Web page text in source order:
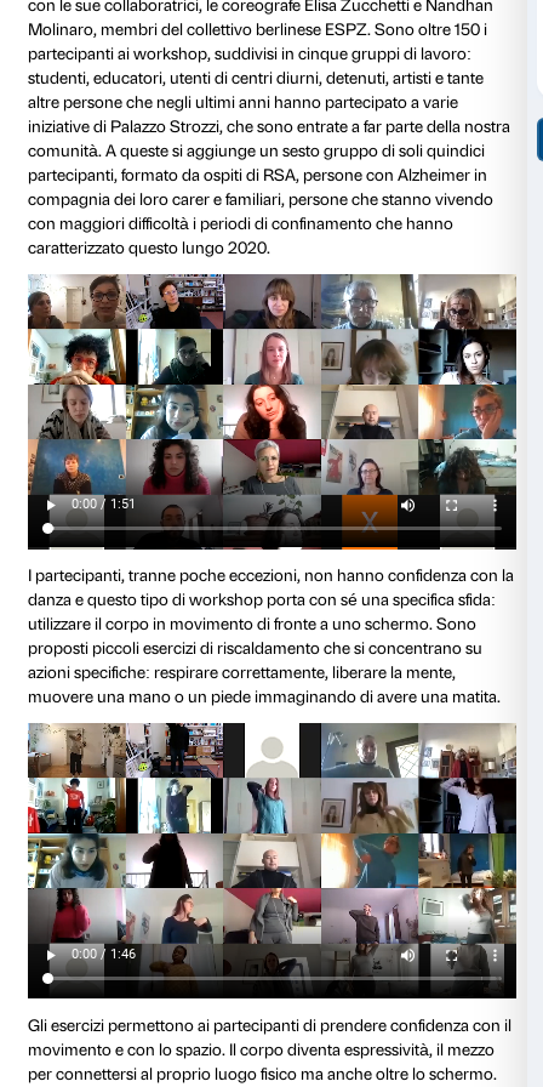
laboratori, pensati come un ulteriore livello di
persone nel dibattito, nello scambio e
Marinella Senatore,The School of Narrative Dance,
Photo Stella Olivier. Courtesy the artist.
I workshop si concentrano sull’uso del corpo per
non verbale di idee, riflessioni e punti di vista: ogni
protagonista attiva ed è chiamata a seguire e
indicazioni coreografiche che nascono dal dialogo
con le sue collaboratrici, le coreografe Elisa
Molinaro, membri del collettivo berlinese ESPZ.
partecipanti ai workshop, suddivisi in cinque gruppi
studenti, educatori, utenti di centri diurni, detenuti,
altre persone che negli ultimi anni hanno
iniziative di Palazzo Strozzi, che sono entrate a far
comunità. A queste si aggiunge un sesto gruppo di
partecipanti, formato da ospiti di RSA, persone con
compagnia dei loro carer e familiari, persone che
con maggiori difficoltà i periodi di confinamento che
caratterizzato questo lungo 2020.